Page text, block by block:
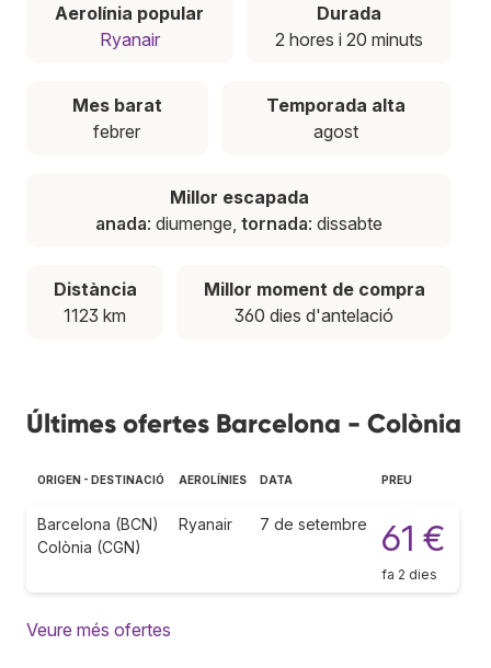
Aerolínia popular
Ryanair
Durada
2 hores i 20 minuts
Mes barat
febrer
Temporada alta
agost
Millor escapada
anada: diumenge, tornada: dissabte
Distància
1123 km
Millor moment de compra
360 dies d'antelació
Últimes ofertes Barcelona - Colònia
ORIGEN - DESTINACIÓ AEROLÍNIES DATA PREU
Barcelona (BCN)
Colònia (CGN)
Ryanair 7 de setembre 61 €
fa 2 dies
Veure més ofertes